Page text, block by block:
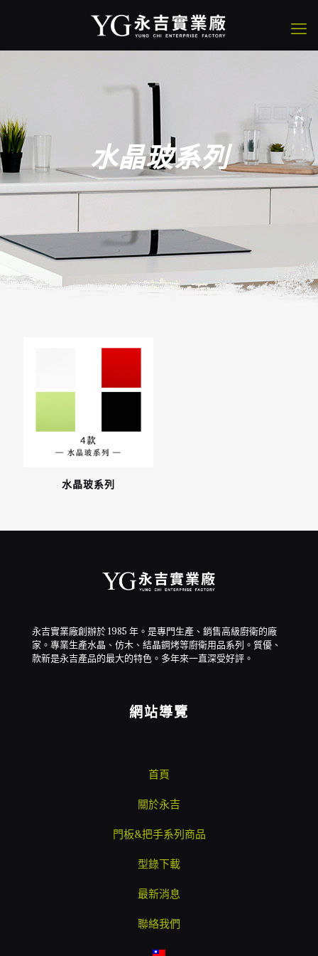
水晶玻系列
水晶玻系列
永吉實業廠創辦於 1985 年。是專門生產、銷售高級廚衛的廠
家。專業生產水晶、仿木、結晶鋼烤等廚衛用品系列。質優、
款新是永吉產品的最大的特色。多年來一直深受好評。
網站導覽
首頁
關於永吉
門板&把手系列商品
型錄下載
最新消息
聯絡我們